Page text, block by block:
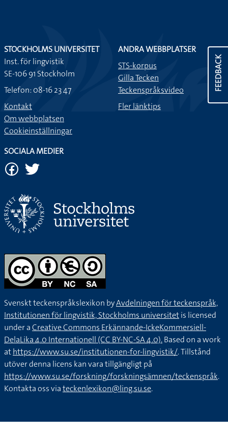
FEEDBACK
STOCKHOLMS UNIVERSITET
Inst. för lingvistik
SE-106 91 Stockholm
Telefon: 08-16 23 47
Kontakt
Om webbplatsen
Cookieinställningar
ANDRA WEBBPLATSER
STS-korpus
Gilla Tecken
Teckenspråksvideo
Fler länktips
SOCIALA MEDIER
Svenskt teckenspråkslexikon byAvdelningen för teckenspråk,
Institutionen för lingvistik, Stockholms universitetis licensed
under aCreative Commons Erkännande-IckeKommersiell-
DelaLika 4.0 Internationell (CC BY-NC-SA 4.0).Based on a work
athttps://www.su.se/institutionen-for-lingvistik/. Tillstånd
utöver denna licens kan vara tillgängligt på
https://www.su.se/forskning/forskningsämnen/teckenspråk.
Kontakta oss viateckenlexikon@ling.su.se.